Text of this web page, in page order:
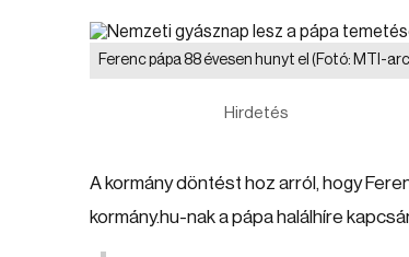
Ferenc pápa 88 évesen hunyt el (Fotó: MTI-
Hirdetés
A kormány döntést hoz arról, hogy
kormány.hu-nak a pápa halálhíre